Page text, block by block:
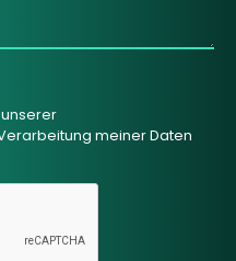
meiner Daten